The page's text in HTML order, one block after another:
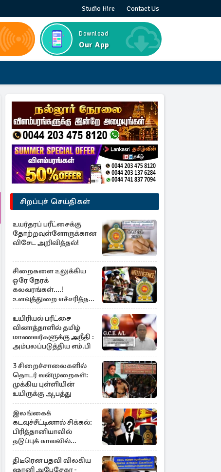
Studio Hire Contact Us
Download
Our App
சிறப்புச் செய்திகள்
உயர்தரப் பரீட்சைக்கு
தோற்றவுள்ளோருக்கான
விசேட அறிவித்தல்!
சிறைகளை உலுக்கிய
ஒரே நேரக்
கலவரங்கள்....!
உளவுத்துறை எச்சரித்த
பாரிய சதி அம்பலம்
உயிரியல் பரீட்சை
வினாத்தாளில் தமிழ்
மாணவர்களுக்கு அநீதி :
அம்பலப்படுத்திய எம்.பி
3 சிறைச்சாலைகளில்
தொடர் வன்முறைகள்:
முக்கிய புள்ளியின்
உயிருக்கு ஆபத்து
இலங்கைக்
கடவுச்சீட்டினால் சிக்கல்:
பிரித்தானியாவில்
தடுப்புக் காவலில்
முன்னாள் எம்.பி!
திடீரென பதவி விலகிய
ஷானி அபேசேகர -